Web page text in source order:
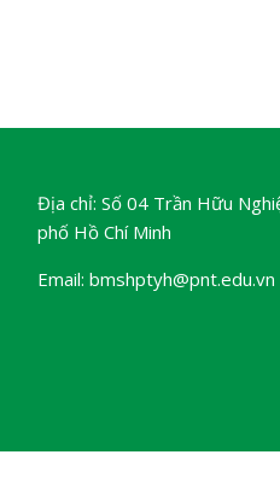
Địa chỉ: Số 04 Trần Hữu
phố Hồ Chí Minh
Email: bmshptyh@pnt.edu.vn